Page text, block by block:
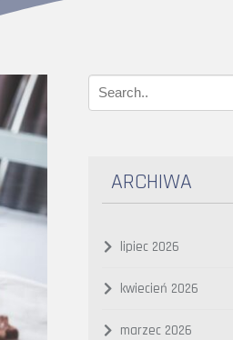
ARCHIWA
lipiec 2026
kwiecień 2026
marzec 2026